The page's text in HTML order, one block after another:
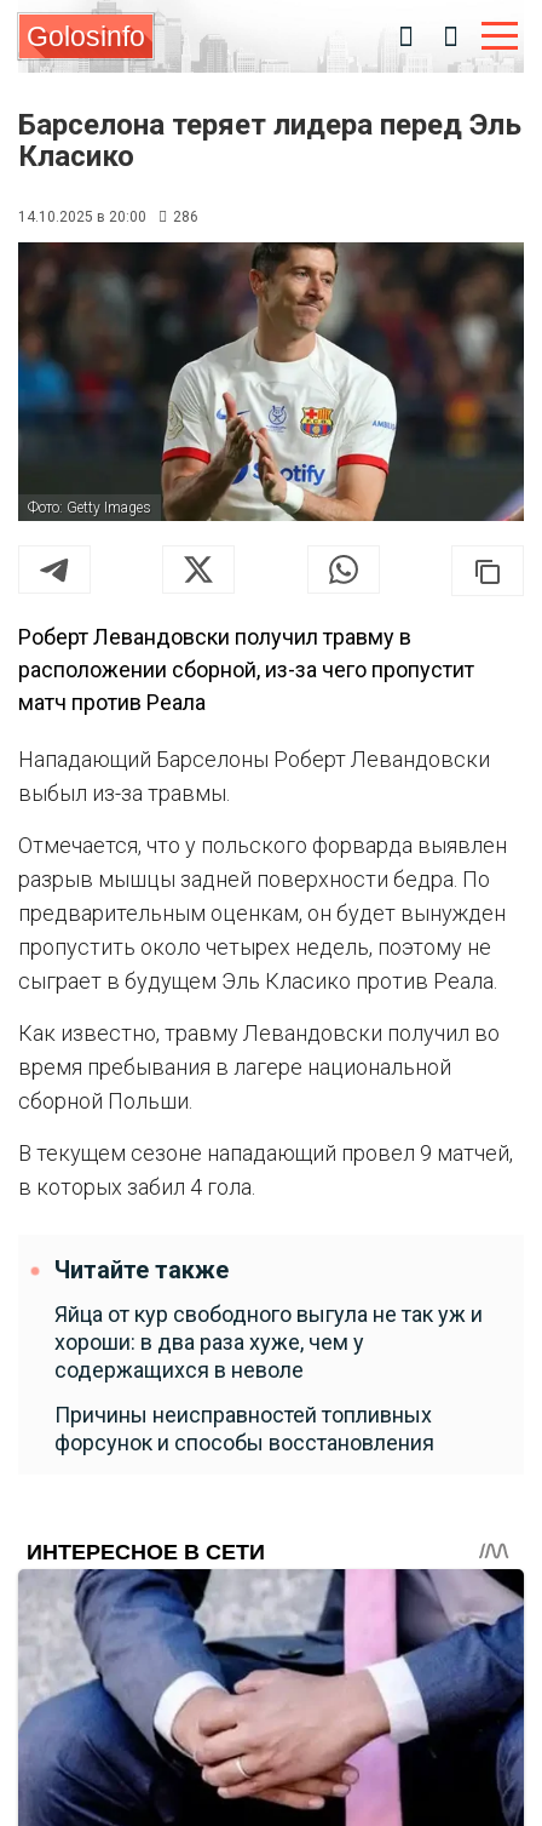
Golosinfo
Барселона теряет лидера перед Эль
Класико
14.10.2025 в 20:00 286
Фото: Getty Images
Роберт Левандовски получил травму в
расположении сборной, из-за чего пропустит
матч против Реала
Нападающий Барселоны Роберт Левандовски
выбыл из-за травмы.
Отмечается, что у польского форварда выявлен
разрыв мышцы задней поверхности бедра. По
предварительным оценкам, он будет вынужден
пропустить около четырех недель, поэтому не
сыграет в будущем Эль Класико против Реала.
Как известно, травму Левандовски получил во
время пребывания в лагере национальной
сборной Польши.
В текущем сезоне нападающий провел 9 матчей,
в которых забил 4 гола.
Читайте также
Яйца от кур свободного выгула не так уж и
хороши: в два раза хуже, чем у
содержащихся в неволе
Причины неисправностей топливных
форсунок и способы восстановления